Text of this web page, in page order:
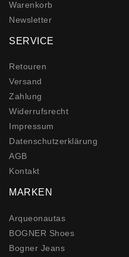
Warenkorb
Newsletter
SERVICE
Retouren
Versand
Zahlung
Widerrufs­recht
Impressum
Daten­schutz­erklärung
AGB
Kontakt
MARKEN
Arqueonautas
BOGNER Shoes
Bogner Jeans